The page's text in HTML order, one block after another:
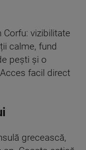
Corfu: vizibilitate
calme, fund
pești și o
facil direct
grecească,